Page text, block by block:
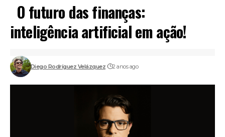
O futuro das finanças:
inteligência artificial em ação!
Diego Rodríguez Velázquez 2 anos ago